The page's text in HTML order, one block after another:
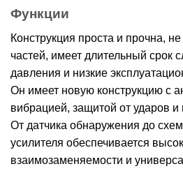
Функции
Конструкция проста и прочна,
частей, имеет длительный срок
давления и низкие
Он имеет новую конструкцию с
вибрацией, защитой от ударов и
От датчика обнаружения до
усилителя обеспечивается
взаимозаменяемости и